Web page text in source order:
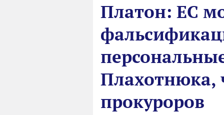
Платон: ЕС
Плахотнюка,
прокуроров